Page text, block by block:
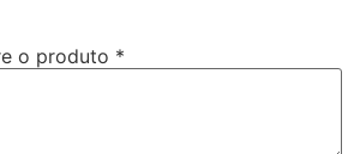
o produto *